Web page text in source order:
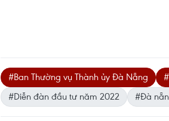
#Ban Thường vụ Thành ủy Đà Nẵng
#Diễn đàn đầu tư năm 2022
#Đà